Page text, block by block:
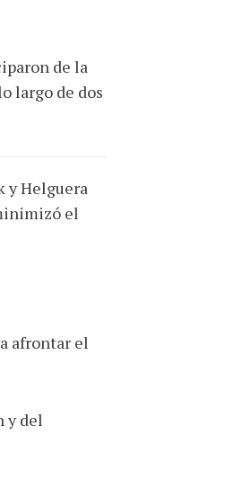
de la
largo de dos
y Helguera
el
afrontar el
y del